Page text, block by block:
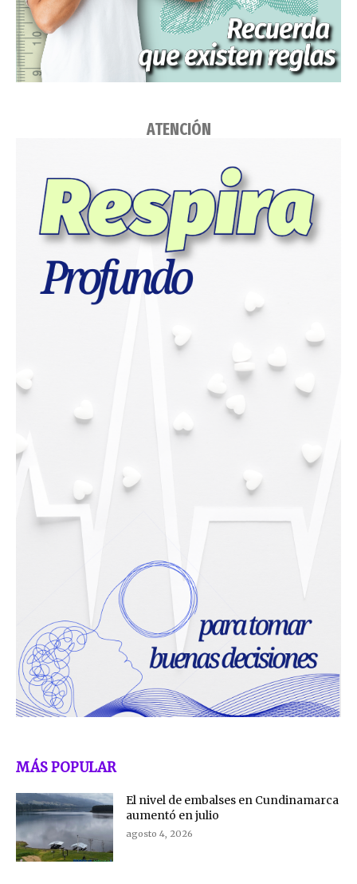
ATENCIÓN
MÁS POPULAR
El nivel de embalses en Cundinamarca
aumentó en julio
agosto 4, 2026